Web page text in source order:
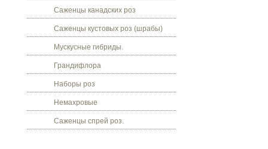
Саженцы канадских роз
Саженцы кустовых роз (шрабы)
Мускусные гибриды.
Грандифлора
Наборы роз
Немахровые
Саженцы спрей роз.